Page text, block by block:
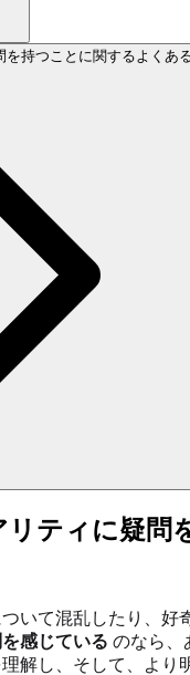
持つことに関するよくあ
リティに疑問
いて混乱したり、
感じている のなら、
解し、そして、より